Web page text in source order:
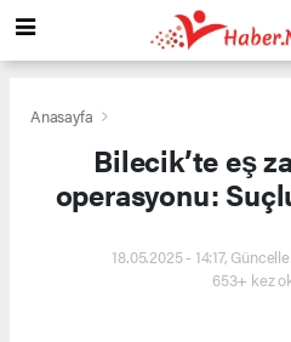
Anasayfa
Bilecik’te eş
operasyonu:
18.05.2025 - 14:17,
653+ kez